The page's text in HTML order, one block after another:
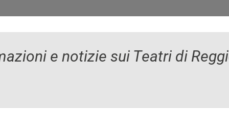
e notizie sui Teatri di